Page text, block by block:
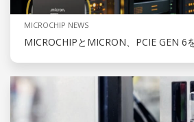
MICROCHIP NEWS
MICROCHIPとMICRON、PCIE GEN 6